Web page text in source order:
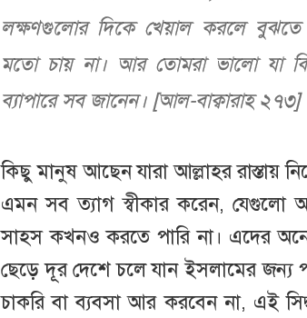
লক্ষণগুলোর দিকে খেয়াল করলে বুঝতে
মতো চায় না। আর তোমরা ভালো যা
ব্যাপারে সব জানেন। [আল-বাক্বারাহ ২৭৩]
কিছু মানুষ আছেন যারা আল্লাহর রাস্তায়
এমন সব ত্যাগ স্বীকার করেন, যেগুলো
সাহস কখনও করতে পারি না। এদের
ছেড়ে দূর দেশে চলে যান ইসলামের জন্য
চাকরি বা ব্যবসা আর করবেন না, এই